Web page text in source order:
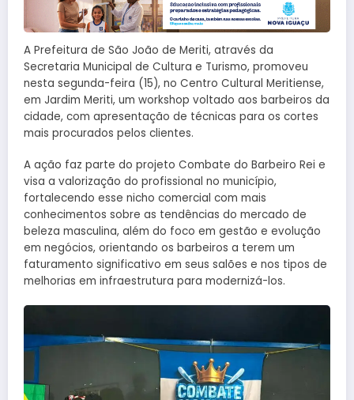
A Prefeitura de São João de Meriti, através da
Secretaria Municipal de Cultura e Turismo, promoveu
nesta segunda-feira (15), no Centro Cultural Meritiense,
em Jardim Meriti, um workshop voltado aos barbeiros da
cidade, com apresentação de técnicas para os cortes
mais procurados pelos clientes.
A ação faz parte do projeto Combate do Barbeiro Rei e
visa a valorização do profissional no município,
fortalecendo esse nicho comercial com mais
conhecimentos sobre as tendências do mercado de
beleza masculina, além do foco em gestão e evolução
em negócios, orientando os barbeiros a terem um
faturamento significativo em seus salões e nos tipos de
melhorias em infraestrutura para modernizá-los.